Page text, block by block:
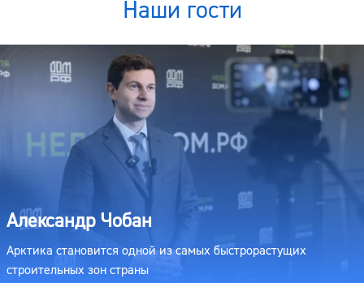
Наши гости
Александр Чобан
Арктика становится одной из самых быстрорастущих
строительных зон страны